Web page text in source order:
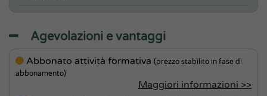
Agevolazioni e vantaggi
Abbonato attività formativa (prezzo stabilito in fase di
abbonamento)
Maggiori informazioni >>